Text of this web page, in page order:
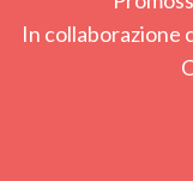
In collaborazione